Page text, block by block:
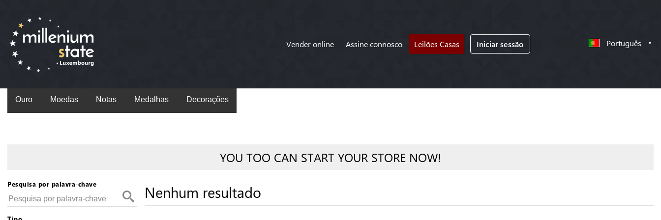
Vender online Assine connosco Leilões Casas Iniciar sessão Português
Ouro Moedas Notas Medalhas Decorações
YOU TOO CAN START YOUR STORE NOW!
Pesquisa por palavra-chave Nenhum resultado